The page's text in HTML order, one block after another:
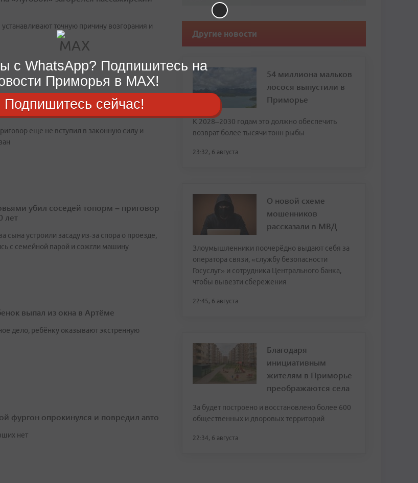
точную причину возгорания и
приговор водителю фуры,
ДТП
еще не вступил в законную силу и
убил соседей топорм – приговор
лет
сына устроили засаду из‑за спора о проезде,
с семейной парой и сожгли машину
выпал из окна в Артёме
дело, ребёнку оказывают экстренную
фургон опрокинулся и повредил авто
нет
Другие новости
54 миллиона мальков
лосося выпустили в
Приморье
К 2028–2030 годам это должно обеспечить
возврат более тысячи тонн рыбы
23:32, 6 августа
О новой схеме
мошенников
рассказали в МВД
Злоумышленники поочерёдно выдают себя за
оператора связи, «службу безопасности
Госуслуг» и сотрудника Центрального банка,
чтобы вывезти сбережения
22:45, 6 августа
Благодаря
инициативным
жителям в Приморье
преображаются села
За будет построено и восстановлено более 600
общественных и дворовых территорий
22:34, 6 августа
с WhatsApp? Подпишитесь на
Приморья в MAX!
Подпишитесь сейчас!